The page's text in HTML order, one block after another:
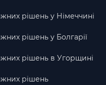
рішень у Німеччині
рішень у Болгарії
рішень в Угорщині
рішень